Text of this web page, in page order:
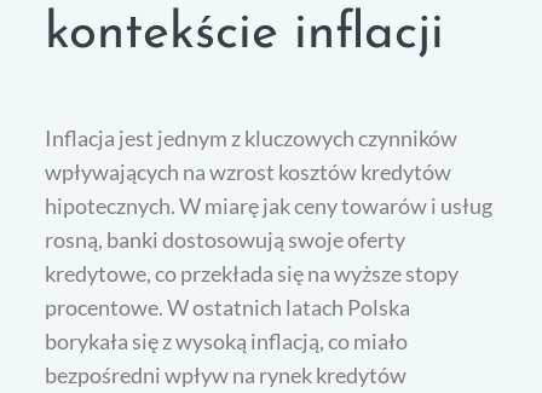
kontekście inflacji
Inflacja jest jednym z kluczowych czynników
wpływających na wzrost kosztów kredytów
hipotecznych. W miarę jak ceny towarów i usług
rosną, banki dostosowują swoje oferty
kredytowe, co przekłada się na wyższe stopy
procentowe. W ostatnich latach Polska
borykała się z wysoką inflacją, co miało
bezpośredni wpływ na rynek kredytów